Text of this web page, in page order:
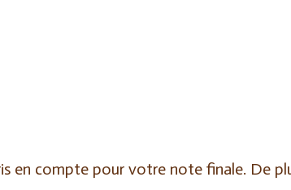
en compte pour votre note finale. De